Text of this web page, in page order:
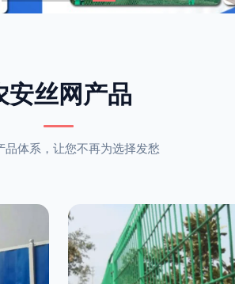
安丝网产品
品体系，让您不再为选择发愁